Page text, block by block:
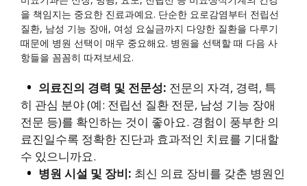
을 책임지는 중요한 진료과예요. 단순한 요로감염부터 전립선
질환, 남성 기능 장애, 여성 요실금까지 다양한 질환을 다루기
때문에 병원 선택이 매우 중요해요. 병원을 선택할 때 다음 사
항들을 꼼꼼히 따져보세요.
의료진의 경력 및 전문성: 전문의 자격, 경력, 특
히 관심 분야 (예: 전립선 질환 전문, 남성 기능 장애
전문 등)를 확인하는 것이 좋아요. 경험이 풍부한 의
료진일수록 정확한 진단과 효과적인 치료를 기대할
수 있으니까요.
병원 시설 및 장비: 최신 의료 장비를 갖춘 병원인